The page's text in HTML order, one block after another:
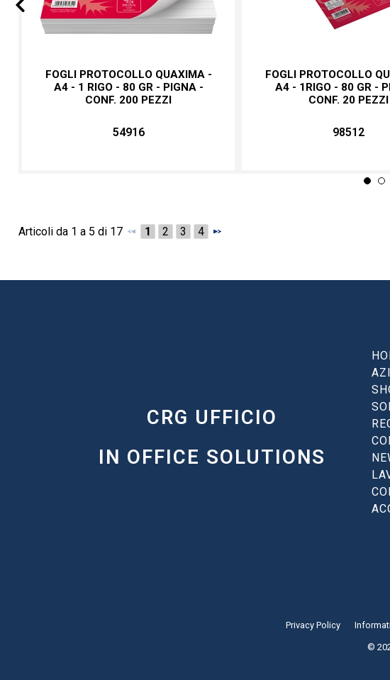
FOGLI PROTOCOLLO QUAXIMA -
A4 - 1 RIGO - 80 GR - PIGNA -
CONF. 200 PEZZI
54916
FOGLI PROTOCOLLO
A4 - 1RIGO - 80 GR -
CONF. 20 PEZZI
98512
Prev
Articoli da 1 a 5 di 17 1 2 3 4
CRG UFFICIO
IN OFFICE SOLUTIONS
Privacy Policy
©